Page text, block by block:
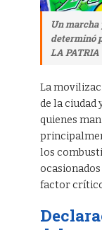
Un
determinó
LA PATRIA
La
de la ciudad
quienes
los
factor